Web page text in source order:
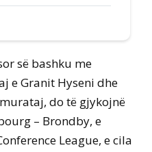
së bashku me
e Granit Hyseni dhe
do të gjykojnë
– Brondby, e
League, e cila